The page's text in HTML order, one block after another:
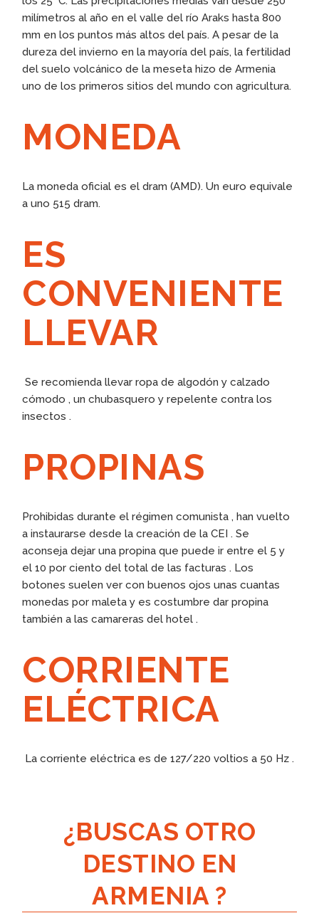
milímetros al año en el valle del río Araks hasta 800
mm en los puntos más altos del país. A pesar de la
dureza del invierno en la mayoría del país, la fertilidad
del suelo volcánico de la meseta hizo de Armenia
uno de los primeros sitios del mundo con agricultura.
MONEDA
La moneda oficial es el dram (AMD). Un euro equivale
a uno 515 dram.
ES
CONVENIENTE
LLEVAR
Se recomienda llevar ropa de algodón y calzado
cómodo , un chubasquero y repelente contra los
insectos .
PROPINAS
Prohibidas durante el régimen comunista , han vuelto
a instaurarse desde la creación de la CEI . Se
aconseja dejar una propina que puede ir entre el 5 y
el 10 por ciento del total de las facturas . Los
botones suelen ver con buenos ojos unas cuantas
monedas por maleta y es costumbre dar propina
también a las camareras del hotel .
CORRIENTE
ELÉCTRICA
La corriente eléctrica es de 127/220 voltios a 50 Hz .
¿BUSCAS OTRO
DESTINO EN
ARMENIA ?